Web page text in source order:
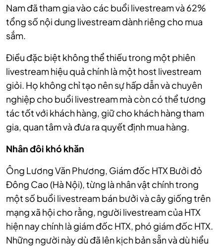
Nam đã tham gia vào các buổi livestream và 62%
tổng số nội dung livestream dành riêng cho mua
sắm.
Điều đặc biệt không thể thiếu trong một phiên
livestream hiệu quả chính là một host livestream
giỏi. Họ không chỉ tạo nên sự hấp dẫn và chuyên
nghiệp cho buổi livestream mà còn có thể tương
tác tốt với khách hàng, giữ cho khách hàng tham
gia, quan tâm và đưa ra quyết định mua hàng.
Nhân đôi khó khăn
Ông Lương Văn Phương, Giám đốc HTX Bưởi đỏ
Đông Cao (Hà Nội), từng là nhân vật chính trong
một số buổi livestream bán bưởi và cây giống trên
mạng xã hội cho rằng, người livestream của HTX
hiện nay chính là giám đốc HTX, phó giám đốc HTX.
Những người này dù đã lên kịch bản sẵn và dù hiểu